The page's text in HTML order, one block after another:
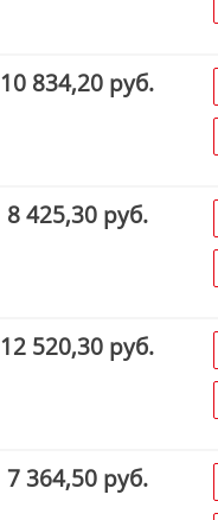
10 834,20 руб.
8 425,30 руб.
12 520,30 руб.
7 364,50 руб.